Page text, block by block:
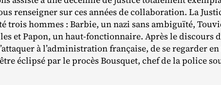
renseigner sur ces années de collaboration. La
trois hommes : Barbie, un nazi sans ambiguïté,
et Papon, un haut‐​fonctionnaire. Après le discours
à l’administration française, de se regarder
éclipsé par le procès Bousquet, chef de la police